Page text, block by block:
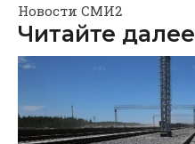
Новости СМИ2
Читайте далее